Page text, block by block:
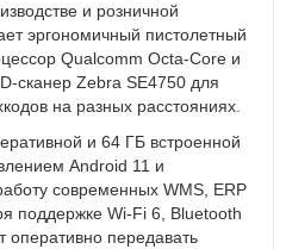
и розничной
эргономичный пистолетный
Qualcomm Octa-Core и
сканер Zebra SE4750 для
на разных расстояниях.
и 64 ГБ встроенной
Android 11 и
современных WMS, ERP
поддержке Wi-Fi 6, Bluetooth
оперативно передавать